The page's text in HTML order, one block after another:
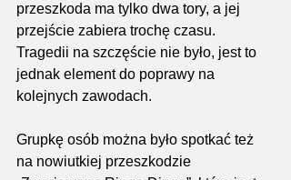
przeszkoda ma tylko dwa tory, a jej
przejście zabiera trochę czasu.
Tragedii na szczęście nie było, jest to
jednak element do poprawy na
kolejnych zawodach.
Grupkę osób można było spotkać też
na nowiutkiej przeszkodzie